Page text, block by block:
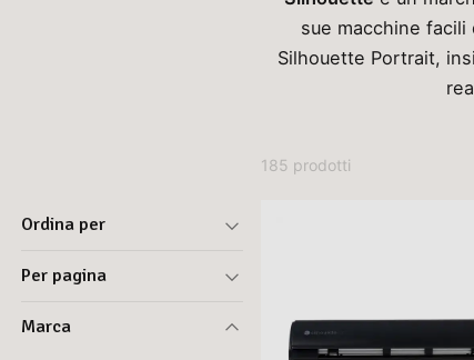
sue macchine
Silhouette Portrait,
Ordina per
Per pagina
Marca
185 prodotti